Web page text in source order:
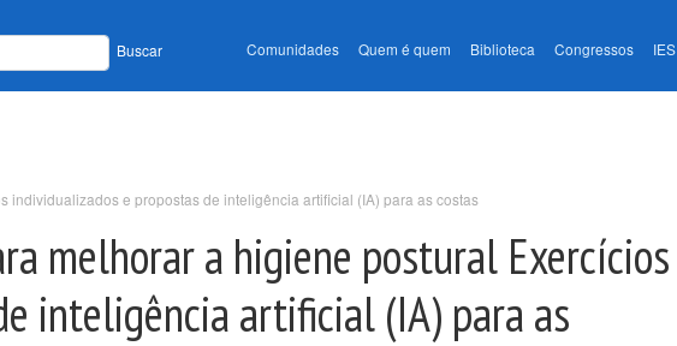
Buscar Comunidades Quem é quem Biblioteca Congressos IES
e propostas de inteligência artificial (IA) para as costas
melhorar a higiene postural Exercícios
inteligência artificial (IA) para as